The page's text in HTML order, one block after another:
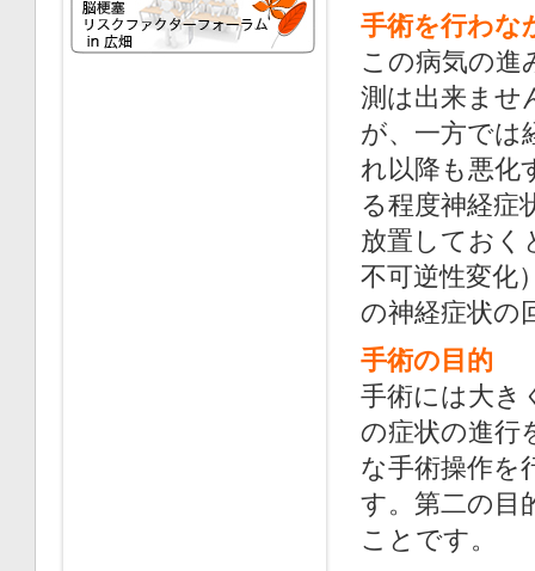
手術を行わな
この病気の進
測は出来ませ
が、一方では
れ以降も悪化
る程度神経症
放置しておく
不可逆性変化
の神経症状の
手術の目的
手術には大き
の症状の進行
な手術操作を
す。第二の目
ことです。